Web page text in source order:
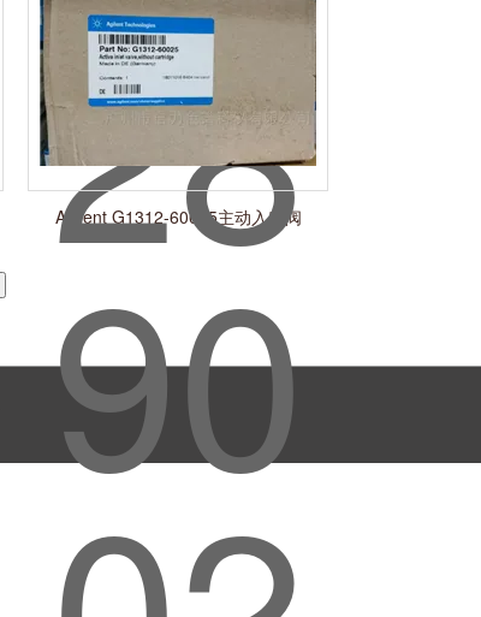
Agilent G1312-60025主动入口阀